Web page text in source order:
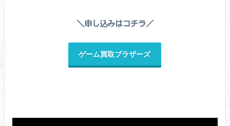
＼申し込みはコチラ／
ゲーム買取ブラザーズ